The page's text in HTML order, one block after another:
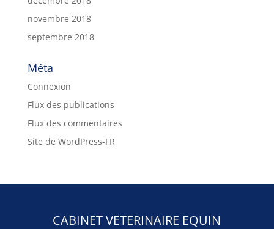
novembre 2018
septembre 2018
Méta
Connexion
Flux des publications
Flux des commentaires
Site de WordPress-FR
CABINET VETERINAIRE EQUIN